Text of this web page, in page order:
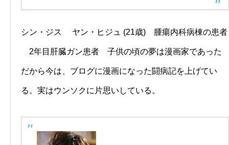
シン・ジス ヤン・ヒジュ (21歳) 腫瘍内科病棟の患者
2年目肝臓ガン患者 子供の頃の夢は漫画家であった
だから今は、ブログに漫画になった闘病記を上げてい
る。実はウンソクに片思いしている。